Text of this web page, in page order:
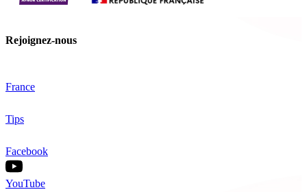
Rejoignez-nous
France
Tips
Facebook
YouTube